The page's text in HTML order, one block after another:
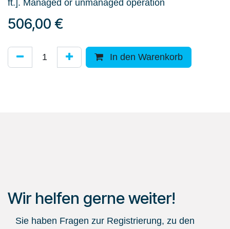
ft.]. Managed or unmanaged operation
506,00 €
In den Warenkorb
Wir helfen gerne weiter!
Sie haben Fragen zur Registrierung, zu den